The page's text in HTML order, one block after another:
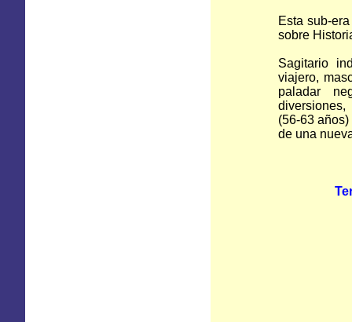
Esta sub-
sobre
Sagitario
viajero,
paladar
(56-63
de una